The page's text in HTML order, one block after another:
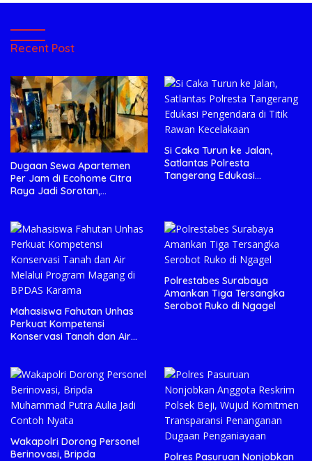
Recent Post
Dugaan Sewa Apartemen
Per Jam di Ecohome Citra
Raya Jadi Sorotan,
Si Caka Turun ke Jalan,
Satlantas Polresta
Tangerang Edukasi
Mahasiswa Fahutan Unhas
Perkuat Kompetensi
Konservasi Tanah dan Air
Polrestabes Surabaya
Amankan Tiga Tersangka
Serobot Ruko di Ngagel
Wakapolri Dorong Personel
Berinovasi, Bripda
Polres Pasuruan Nonjobkan